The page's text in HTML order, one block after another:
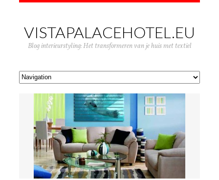
VISTAPALACEHOTEL.EU
Blog interieurstyling: Het transformeren van je huis met textiel